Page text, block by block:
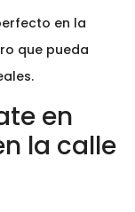
en la
que pueda
en
la calle